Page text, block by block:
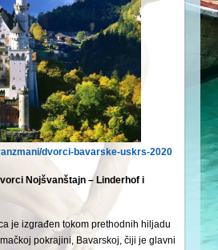
dvorci-bavarske-uskrs-2020
Nojšvanštajn – Linderhof i
je izgrađen tokom prethodnih hiljadu
pokrajini, Bavarskoj, čiji je glavni